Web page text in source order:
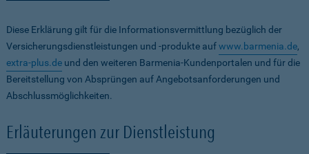
Diese Erklärung gilt für die Informationsvermittlung bezüglich der
Versicherungsdienstleistungen und -produkte aufwww.barmenia.de,
extra-plus.de und den weiteren Barmenia-Kundenportalen und für die
Bereitstellung von Absprüngen auf Angebotsanforderungen und
Abschlussmöglichkeiten.
Erläuterungen zur Dienstleistung